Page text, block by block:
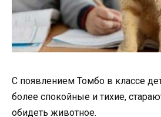
С появлением Томбо в классе
более спокойные и тихие,
обидеть животное.